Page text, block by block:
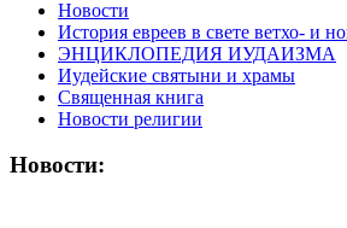
Новости
История евреев в свете ветхо- и
ЭНЦИКЛОПЕДИЯ ИУДАИЗМА
Иудейские святыни и храмы
Священная книга
Новости религии
Новости: